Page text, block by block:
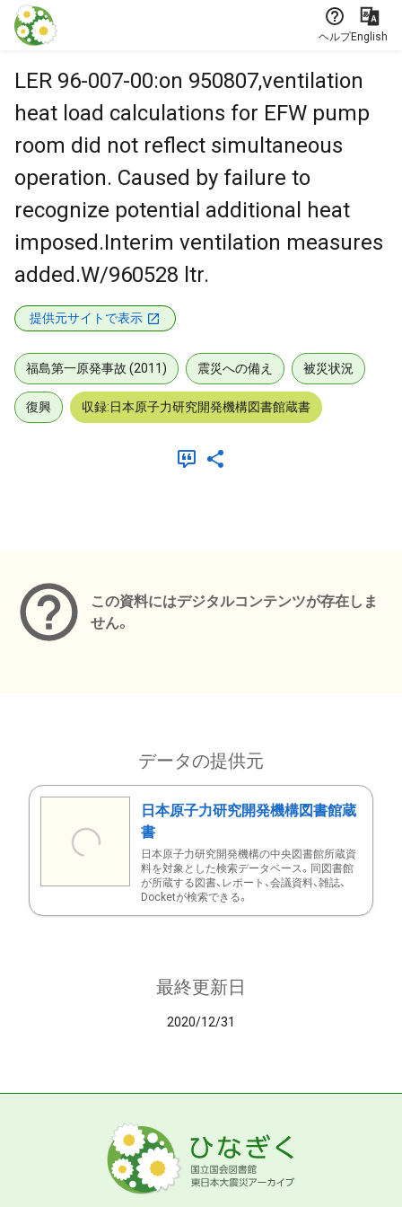
本文に飛ぶ
ヘルプEnglish
LER 96-007-00:on 950807,ventilation
heat load calculations for EFW pump
room did not reflect simultaneous
operation. Caused by failure to
recognize potential additional heat
imposed.Interim ventilation measures
added.W/960528 ltr.
提供元サイトで表示
福島第一原発事故 (2011) 震災への備え 被災状況
復興 収録:日本原子力研究開発機構図書館蔵書
この資料にはデジタルコンテンツが存在しま
せん。
データの提供元
日本原子力研究開発機構図書館蔵
書
日本原子力研究開発機構の中央図書館所蔵資
料を対象とした検索データベース。同図書館
が所蔵する図書、レポート、会議資料、雑誌、
Docketが検索できる。
最終更新日
2020/12/31